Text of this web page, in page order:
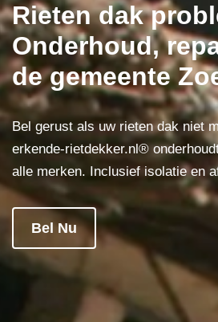
Rieten dak
Onderhoud,
de gemeente
Bel gerust als uw rieten dak niet
erkende-rietdekker.nl®
alle merken. Inclusief isolatie en
Bel Nu